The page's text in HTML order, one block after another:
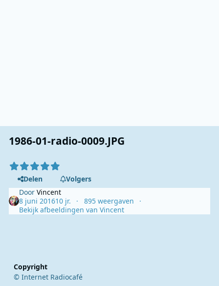
1986-01-radio-0009.JPG
Delen
Volgers
DoorVincent
8 juni 201610 jr.
895 weergaven
Bekijk afbeeldingen van Vincent
Copyright
© Internet Radiocafé